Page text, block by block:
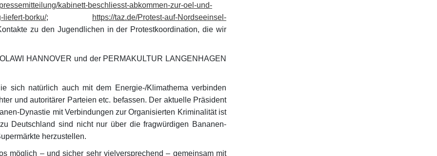
kabinett-beschliesst-abkommen-zur-oel-und-
liefert-borku/;
https://taz.de/Protest-auf-Nordseeinsel-
zu den Jugendlichen in der Protestkoordination, die wir
HANNOVER und der PERMAKULTUR LANGENHAGEN
sich natürlich auch mit dem Energie-/Klimathema verbinden
und autoritärer Parteien etc. befassen. Der aktuelle Präsident
Dynastie mit Verbindungen zur Organisierten Kriminalität ist
Deutschland sind nicht nur über die fragwürdigen Bananen-
herzustellen.
möglich – und sicher sehr vielversprechend – gemeinsam mit